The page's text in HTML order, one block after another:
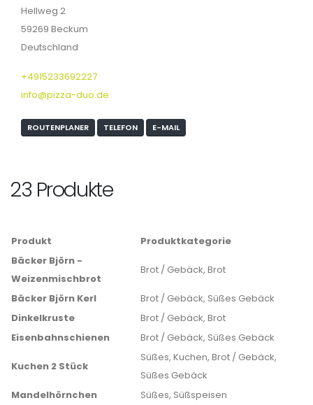
Hellweg 2
59269 Beckum
Deutschland
+4915233692227
info@pizza-duo.de
ROUTENPLANER TELEFON E-MAIL
23 Produkte
Produkt
Produktkategorie
Bäcker Björn -
Weizenmischbrot
Brot / Gebäck, Brot
Bäcker Björn Kerl
Brot / Gebäck, Süßes Gebäck
Dinkelkruste
Brot / Gebäck, Brot
Eisenbahnschienen
Brot / Gebäck, Süßes Gebäck
Kuchen 2 Stück
Süßes, Kuchen, Brot / Gebäck,
Süßes Gebäck
Mandelhörnchen
Süßes, Süßspeisen